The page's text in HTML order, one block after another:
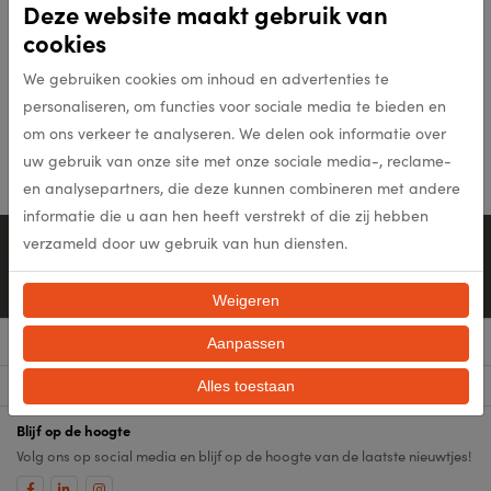
Tipton 52
In meerdere opties leverbaar
Bekijk product
In meerdere opties leverbaar
Bekijk product
Persoonlijk advies
0528-26 48 11
Blijf op de hoogte
Volg ons op social media en blijf op de hoogte van de laatste nieuwtjes!
Deze website maakt gebruik van
cookies
We gebruiken cookies om inhoud en advertenties te
personaliseren, om functies voor sociale media te bieden en
om ons verkeer te analyseren. We delen ook informatie over
uw gebruik van onze site met onze sociale media-, reclame-
en analysepartners, die deze kunnen combineren met andere
informatie die u aan hen heeft verstrekt of die zij hebben
verzameld door uw gebruik van hun diensten.
Weigeren
Aanpassen
Alles toestaan